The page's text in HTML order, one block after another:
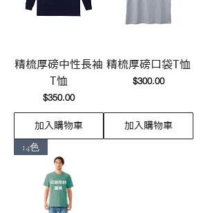
精梳厚磅中性長袖
T恤
價格
$350.00
加入購物車
精梳厚磅口袋T恤
價格
$300.00
加入購物車
14色